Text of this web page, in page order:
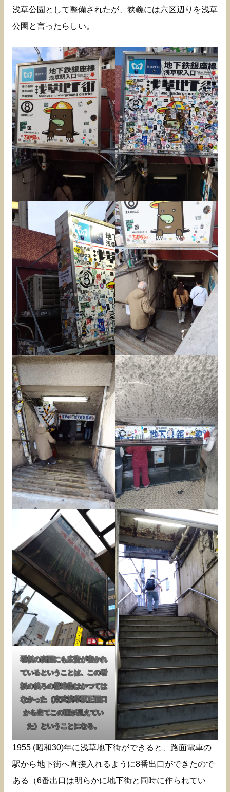
浅草公園として整備されたが、狭義には六区辺りを浅草
公園と言ったらしい。
看板の裏面にも広告が書かれ
ているということは、この看
板の後ろの構造物はかつては
なかった（東武浅草駅正面口
から出てこの面が見えてい
た）ということになる。
1955 (昭和30)年に浅草地下街ができると、路面電車の
駅から地下街へ直接入れるように8番出口ができたので
ある（6番出口は明らかに地下街と同時に作られてい